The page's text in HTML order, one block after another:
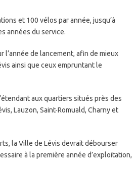
et 100 vélos par année, jusqu’à
années du service.
l’année de lancement, afin de mieux
ainsi que ceux empruntant le
aux quartiers situés près des
Lauzon, Saint-Romuald, Charny et
la Ville de Lévis devrait débourser
à la première année d’exploitation,